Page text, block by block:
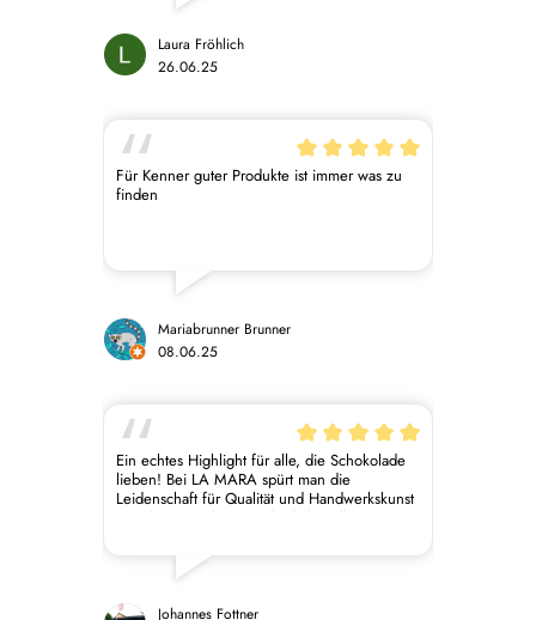
Laura Fröhlich
26.06.25
Für Kenner guter Produkte ist immer was zu
finden
Mariabrunner Brunner
08.06.25
Ein echtes Highlight für alle, die Schokolade
lieben! Bei LA MARA spürt man die
Leidenschaft für Qualität und Handwerkskunst
in jedem Detail – von der liebevollen
Geschmack. Besonders begeistert hat mich
die feine Auswahl an Pralinen und
Meisterwerk. Der Service war herzlich und
Johannes Fottner